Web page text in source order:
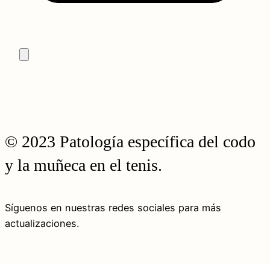
© 2023 Patología específica del codo
y la muñeca en el tenis.
Síguenos en nuestras redes sociales para más
actualizaciones.